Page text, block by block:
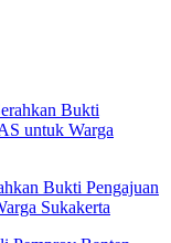
Bukti Pengajuan
Sukakerta